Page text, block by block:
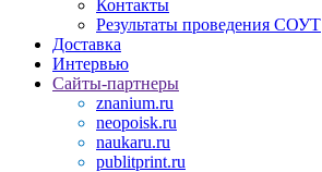
Контакты
Результаты проведения СОУТ
Доставка
Интервью
Сайты-партнеры
znanium.ru
neopoisk.ru
naukaru.ru
publitprint.ru